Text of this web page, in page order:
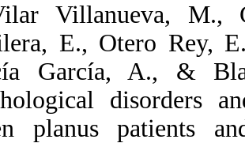
2. Vilar
Aguilera,
García
lichen